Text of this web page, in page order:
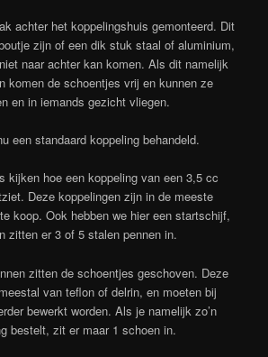
achter het koppelingshuis gemonteerd. Dit
zijn of een dik stuk staal of aluminium,
naar achter kan komen. Als dit namelijk
komen de schoentjes vrij en kunnen ze
en in iemands gezicht vliegen.
een standaard koppeling behandeld.
kijken hoe een koppeling van een 3,5 cc
Deze koppelingen zijn in de meeste
koop. Ook hebben we hier een startschijf,
zitten er 3 of 5 stalen pennen in.
zitten de schoentjes geschoven. Deze
van teflon of delrin, en moeten bij
bewerkt worden. Als je namelijk zo’n
bestelt, zit er maar 1 schoen in.